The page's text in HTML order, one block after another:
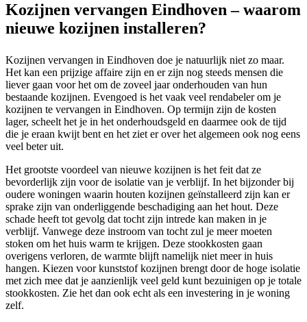
Kozijnen vervangen Eindhoven – waarom
nieuwe kozijnen installeren?
Kozijnen vervangen in Eindhoven doe je natuurlijk niet zo maar.
Het kan een prijzige affaire zijn en er zijn nog steeds mensen die
liever gaan voor het om de zoveel jaar onderhouden van hun
bestaande kozijnen. Evengoed is het vaak veel rendabeler om je
kozijnen te vervangen in Eindhoven. Op termijn zijn de kosten
lager, scheelt het je in het onderhoudsgeld en daarmee ook de tijd
die je eraan kwijt bent en het ziet er over het algemeen ook nog eens
veel beter uit.
Het grootste voordeel van nieuwe kozijnen is het feit dat ze
bevorderlijk zijn voor de isolatie van je verblijf. In het bijzonder bij
oudere woningen waarin houten kozijnen geïnstalleerd zijn kan er
sprake zijn van onderliggende beschadiging aan het hout. Deze
schade heeft tot gevolg dat tocht zijn intrede kan maken in je
verblijf. Vanwege deze instroom van tocht zul je meer moeten
stoken om het huis warm te krijgen. Deze stookkosten gaan
overigens verloren, de warmte blijft namelijk niet meer in huis
hangen. Kiezen voor kunststof kozijnen brengt door de hoge isolatie
met zich mee dat je aanzienlijk veel geld kunt bezuinigen op je totale
stookkosten. Zie het dan ook echt als een investering in je woning
zelf.